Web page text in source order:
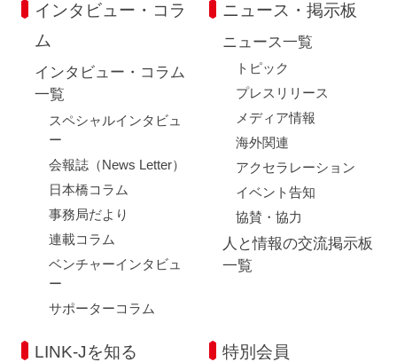
インタビュー・コラ
ム
インタビュー・コラム
一覧
スペシャルインタビュ
ー
会報誌（News Letter）
日本橋コラム
事務局だより
連載コラム
ベンチャーインタビュ
ー
サポーターコラム
ニュース・掲示板
ニュース一覧
トピック
プレスリリース
メディア情報
海外関連
アクセラレーション
イベント告知
協賛・協力
人と情報の交流掲示板
一覧
LINK-Jを知る 特別会員